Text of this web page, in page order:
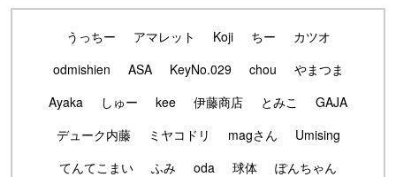
うっちー アマレット Koji ちー
カツオ
odmishien
ASA KeyNo.029 chou
やまつま
Ayaka
しゅー kee 伊藤商店 とみこ
GAJA
デューク内藤
ミヤコドリ magさん
Umising
てんてこまい
ふみ oda 球体
ぽんちゃん